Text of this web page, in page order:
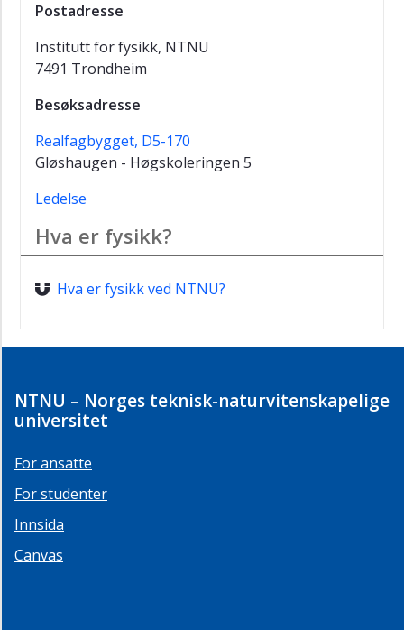
Postadresse
Institutt for fysikk, NTNU
7491 Trondheim
Besøksadresse
Realfagbygget, D5-170
Gløshaugen - Høgskoleringen 5
Ledelse
Hva er fysikk?
Hva er fysikk ved NTNU?
NTNU – Norges teknisk-naturvitenskapelige
universitet
For ansatte
For studenter
Innsida
Canvas